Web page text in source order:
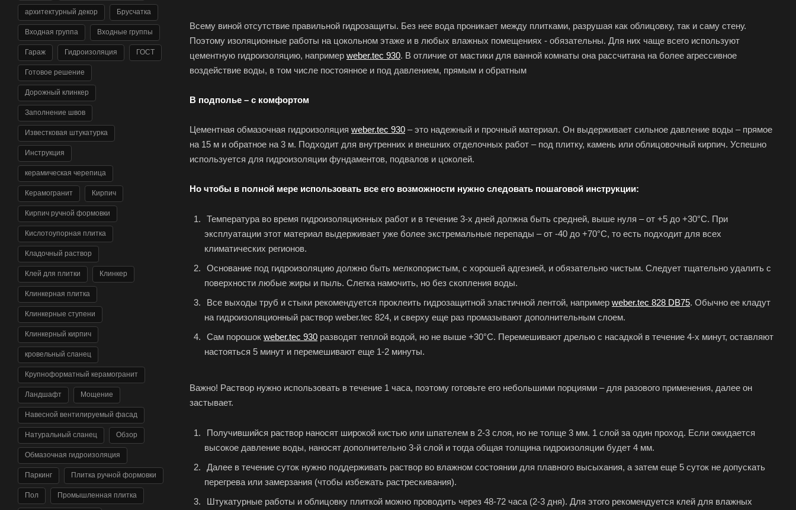
Всему виной отсутствие правильной гидрозащиты. Без нее вода проникает между плитками, разрушая как облицовку, так и саму стену.
Поэтому изоляционные работы на цокольном этаже и в любых влажных помещениях - обязательны. Для них чаще всего используют
цементную гидроизоляцию, например weber.tec 930. В отличие от мастики для ванной комнаты она рассчитана на более агрессивное
воздействие воды, в том числе постоянное и под давлением, прямым и обратным
В подполье – с комфортом
Цементная обмазочная гидроизоляция weber.tec 930 – это надежный и прочный материал. Он выдерживает сильное давление воды – прямое
на 15 м и обратное на 3 м. Подходит для внутренних и внешних отделочных работ – под плитку, камень или облицовочный кирпич. Успешно
используется для гидроизоляции фундаментов, подвалов и цоколей.
Но чтобы в полной мере использовать все его возможности нужно следовать пошаговой инструкции:
Температура во время гидроизоляционных работ и в течение 3-х дней должна быть средней, выше нуля – от +5 до +30°С. При
эксплуатации этот материал выдерживает уже более экстремальные перепады – от -40 до +70°С, то есть подходит для всех
климатических регионов.
Основание под гидроизоляцию должно быть мелкопористым, с хорошей адгезией, и обязательно чистым. Следует тщательно удалить с
поверхности любые жиры и пыль. Слегка намочить, но без скопления воды.
Все выходы труб и стыки рекомендуется проклеить гидрозащитной эластичной лентой, например weber.tec 828 DB75. Обычно ее кладут
на гидроизоляционный раствор weber.tec 824, и сверху еще раз промазывают дополнительным слоем.
Сам порошок weber.tec 930 разводят теплой водой, но не выше +30°С. Перемешивают дрелью с насадкой в течение 4-х минут, оставляют
настояться 5 минут и перемешивают еще 1-2 минуты.
Важно! Раствор нужно использовать в течение 1 часа, поэтому готовьте его небольшими порциями – для разового применения, далее он
застывает.
Получившийся раствор наносят широкой кистью или шпателем в 2-3 слоя, но не толще 3 мм. 1 слой за один проход. Если ожидается
высокое давление воды, наносят дополнительно 3-й слой и тогда общая толщина гидроизоляции будет 4 мм.
Далее в течение суток нужно поддерживать раствор во влажном состоянии для плавного высыхания, а затем еще 5 суток не допускать
перегрева или замерзания (чтобы избежать растрескивания).
Штукатурные работы и облицовку плиткой можно проводить через 48-72 часа (2-3 дня). Для этого рекомендуется клей для влажных
архитектурный декор Брусчатка
Входная группа Входные группы
Гараж Гидроизоляция ГОСТ
Готовое решение
Дорожный клинкер
Заполнение швов
Известковая штукатурка
Инструкция
керамическая черепица
Керамогранит Кирпич
Кирпич ручной формовки
Кислотоупорная плитка
Кладочный раствор
Клей для плитки Клинкер
Клинкерная плитка
Клинкерные ступени
Клинкерный кирпич
кровельный сланец
Крупноформатный керамогранит
Ландшафт Мощение
Навесной вентилируемый фасад
Натуральный сланец Обзор
Обмазочная гидроизоляция
Паркинг Плитка ручной формовки
Пол Промышленная плитка